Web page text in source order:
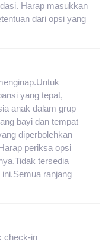
Harap masukkan
dari opsi yang
yang tepat,
anak dalam grup
bayi dan tempat
diperbolehkan
periksa opsi
tersedia
ranjang
check-in